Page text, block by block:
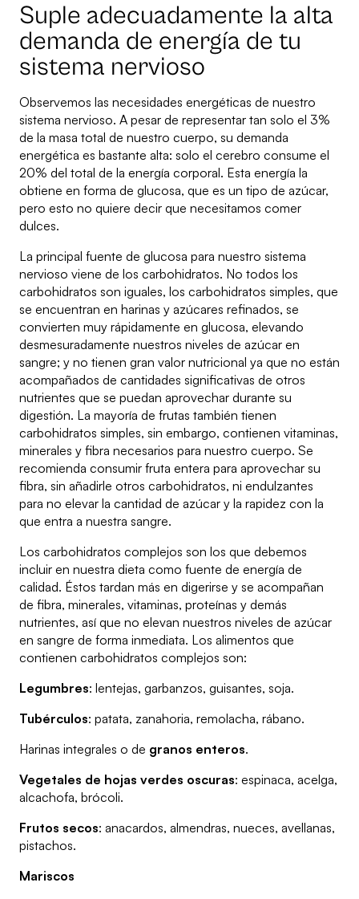
Suple adecuadamente la alta
demanda de energía de tu
sistema nervioso
Observemos las necesidades energéticas de nuestro
sistema nervioso. A pesar de representar tan solo el 3%
de la masa total de nuestro cuerpo, su demanda
energética es bastante alta: solo el cerebro consume el
20% del total de la energía corporal. Esta energía la
obtiene en forma de glucosa, que es un tipo de azúcar,
pero esto no quiere decir que necesitamos comer
dulces.
La principal fuente de glucosa para nuestro sistema
nervioso viene de los carbohidratos. No todos los
carbohidratos son iguales, los carbohidratos simples, que
se encuentran en harinas y azúcares refinados, se
convierten muy rápidamente en glucosa, elevando
desmesuradamente nuestros niveles de azúcar en
sangre; y no tienen gran valor nutricional ya que no están
acompañados de cantidades significativas de otros
nutrientes que se puedan aprovechar durante su
digestión. La mayoría de frutas también tienen
carbohidratos simples, sin embargo, contienen vitaminas,
minerales y fibra necesarios para nuestro cuerpo. Se
recomienda consumir fruta entera para aprovechar su
fibra, sin añadirle otros carbohidratos, ni endulzantes
para no elevar la cantidad de azúcar y la rapidez con la
que entra a nuestra sangre.
Los carbohidratos complejos son los que debemos
incluir en nuestra dieta como fuente de energía de
calidad. Éstos tardan más en digerirse y se acompañan
de fibra, minerales, vitaminas, proteínas y demás
nutrientes, así que no elevan nuestros niveles de azúcar
en sangre de forma inmediata. Los alimentos que
contienen carbohidratos complejos son:
Legumbres: lentejas, garbanzos, guisantes, soja.
Tubérculos: patata, zanahoria, remolacha, rábano.
Harinas integrales o de granos enteros.
Vegetales de hojas verdes oscuras: espinaca, acelga,
alcachofa, brócoli.
Frutos secos: anacardos, almendras, nueces, avellanas,
pistachos.
Mariscos